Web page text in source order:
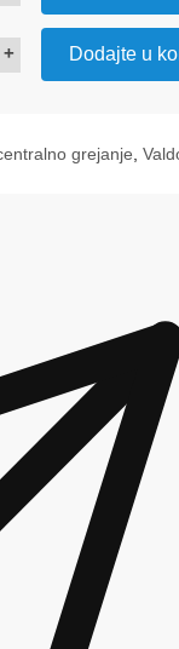
+ Dodajte u
grejanje ,